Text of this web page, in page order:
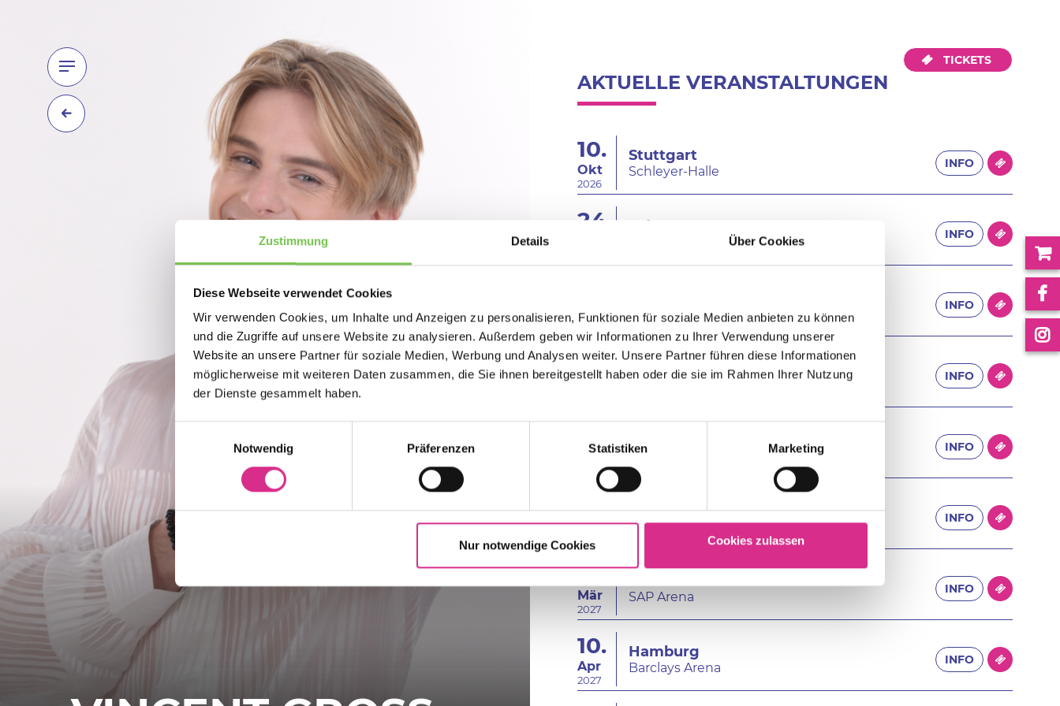
Zustimmung Details Über Cookies
Diese Webseite verwendet Cookies
Wir verwenden Cookies, um Inhalte und Anzeigen zu personalisieren, Funktionen für soziale Medien anbieten zu können
und die Zugriffe auf unsere Website zu analysieren. Außerdem geben wir Informationen zu Ihrer Verwendung unserer
Website an unsere Partner für soziale Medien, Werbung und Analysen weiter. Unsere Partner führen diese Informationen
möglicherweise mit weiteren Daten zusammen, die Sie ihnen bereitgestellt haben oder die sie im Rahmen Ihrer Nutzung
der Dienste gesammelt haben.
Notwendig
Präferenzen Statistiken Marketing
Nur notwendige Cookies Cookies zulassen
TICKETS
AKTUELLE VERANSTALTUNGEN
10.
Okt
2026
Stuttgart
Schleyer-Halle
INFO
24. Erfurt INFO
Nov
2026
Rudolf Weber-ARENA
INFO
21.
Nov
Berlin
Uber Arena
INFO
Dez
2026
Festhalle
INFO
05.
Dez
2026
Wien
Wiener Stadthalle
INFO
13.
Mär
2027
SAP Arena
INFO
10.
Apr
2027
Hamburg
Barclays Arena
INFO